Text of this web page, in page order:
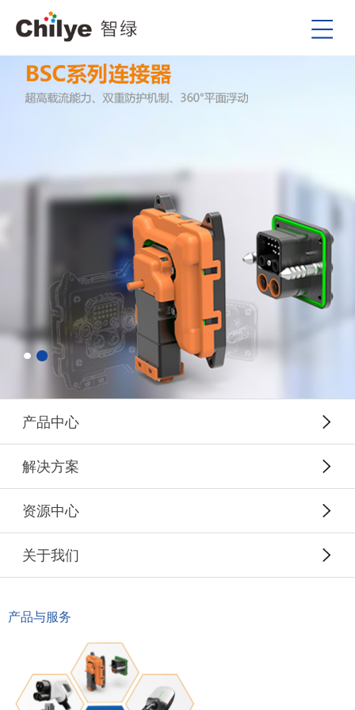
产品中心
解决方案
资源中心
关于我们
产品与服务